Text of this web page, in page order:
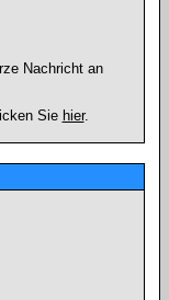
Nachricht an
Sie hier.